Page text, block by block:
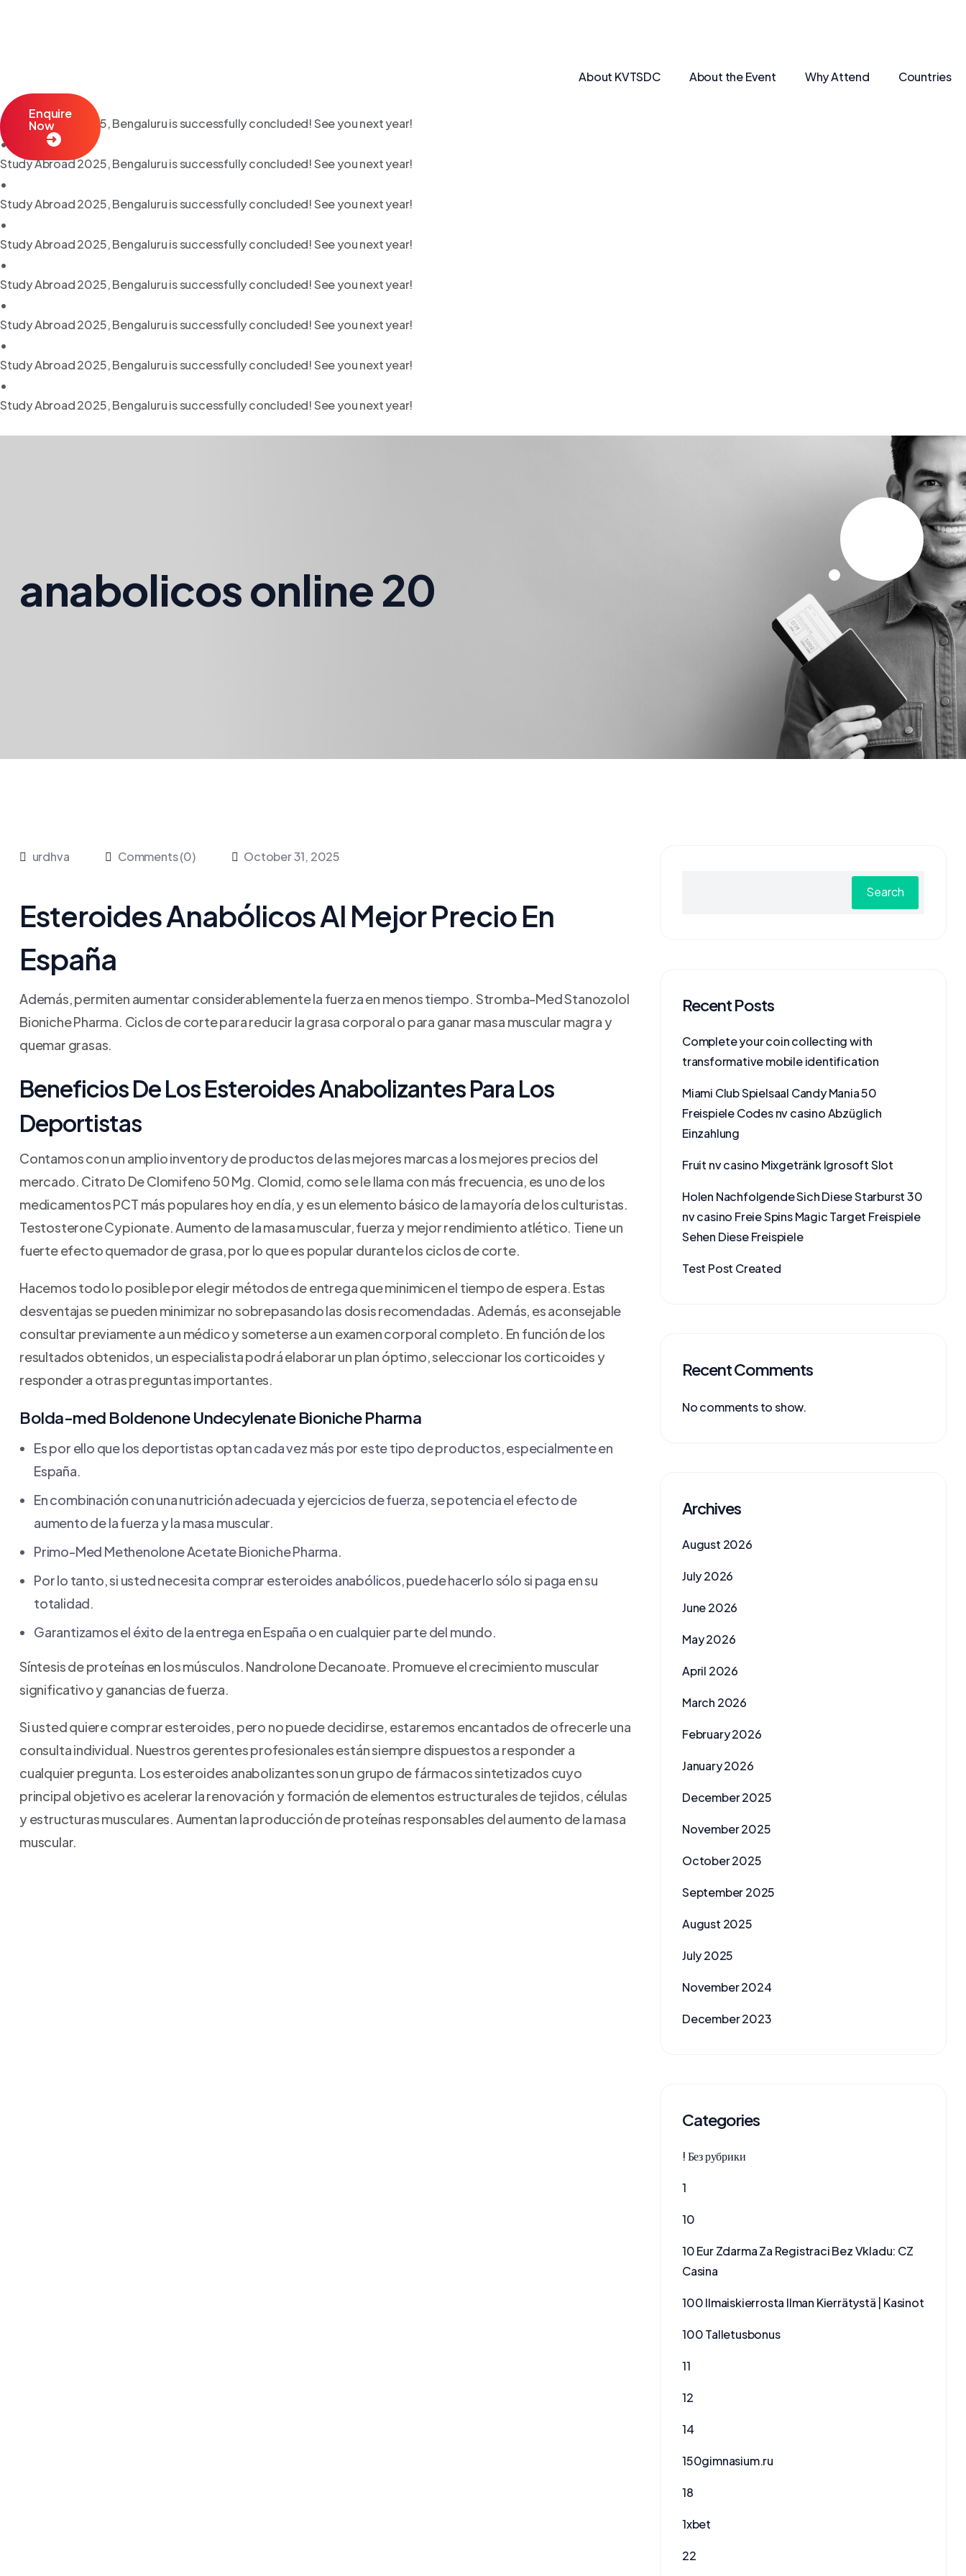
About KVTSDC About the Event Why Attend Countries
Enquire
Now
Study Abroad 2025, Bengaluru is successfully concluded! See you next year!
•
Study Abroad 2025, Bengaluru is successfully concluded! See you next year!
•
Study Abroad 2025, Bengaluru is successfully concluded! See you next year!
•
Study Abroad 2025, Bengaluru is successfully concluded! See you next year!
•
Study Abroad 2025, Bengaluru is successfully concluded! See you next year!
•
Study Abroad 2025, Bengaluru is successfully concluded! See you next year!
•
Study Abroad 2025, Bengaluru is successfully concluded! See you next year!
•
Study Abroad 2025, Bengaluru is successfully concluded! See you next year!
anabolicos online 20
urdhva Comments (0) October 31, 2025
Esteroides Anabólicos Al Mejor Precio En
España
Además, permiten aumentar considerablemente la fuerza en menos tiempo. Stromba-Med Stanozolol
Bioniche Pharma. Ciclos de corte para reducir la grasa corporal o para ganar masa muscular magra y
quemar grasas.
Beneficios De Los Esteroides Anabolizantes Para Los
Deportistas
Contamos con un amplio inventory de productos de las mejores marcas a los mejores precios del
mercado. Citrato De Clomifeno 50 Mg. Clomid, como se le llama con más frecuencia, es uno de los
medicamentos PCT más populares hoy en día, y es un elemento básico de la mayoría de los culturistas.
Testosterone Cypionate. Aumento de la masa muscular, fuerza y mejor rendimiento atlético. Tiene un
fuerte efecto quemador de grasa, por lo que es popular durante los ciclos de corte.
Hacemos todo lo posible por elegir métodos de entrega que minimicen el tiempo de espera. Estas
desventajas se pueden minimizar no sobrepasando las dosis recomendadas. Además, es aconsejable
consultar previamente a un médico y someterse a un examen corporal completo. En función de los
resultados obtenidos, un especialista podrá elaborar un plan óptimo, seleccionar los corticoides y
responder a otras preguntas importantes.
Bolda-med Boldenone Undecylenate Bioniche Pharma
Es por ello que los deportistas optan cada vez más por este tipo de productos, especialmente en
España.
En combinación con una nutrición adecuada y ejercicios de fuerza, se potencia el efecto de
aumento de la fuerza y la masa muscular.
Primo-Med Methenolone Acetate Bioniche Pharma.
Por lo tanto, si usted necesita comprar esteroides anabólicos, puede hacerlo sólo si paga en su
totalidad.
Garantizamos el éxito de la entrega en España o en cualquier parte del mundo.
Síntesis de proteínas en los músculos. Nandrolone Decanoate. Promueve el crecimiento muscular
significativo y ganancias de fuerza.
Si usted quiere comprar esteroides, pero no puede decidirse, estaremos encantados de ofrecerle una
consulta individual. Nuestros gerentes profesionales están siempre dispuestos a responder a
cualquier pregunta. Los esteroides anabolizantes son un grupo de fármacos sintetizados cuyo
principal objetivo es acelerar la renovación y formación de elementos estructurales de tejidos, células
y estructuras musculares. Aumentan la producción de proteínas responsables del aumento de la masa
muscular.
Search
Recent Posts
Complete your coin collecting with
transformative mobile identification
Miami Club Spielsaal Candy Mania 50
Freispiele Codes nv casino Abzüglich
Einzahlung
Fruit nv casino Mixgetränk Igrosoft Slot
Holen Nachfolgende Sich Diese Starburst 30
nv casino Freie Spins Magic Target Freispiele
Sehen Diese Freispiele
Test Post Created
Recent Comments
No comments to show.
Archives
August 2026
July 2026
June 2026
May 2026
April 2026
March 2026
February 2026
January 2026
December 2025
November 2025
October 2025
September 2025
August 2025
July 2025
November 2024
December 2023
Categories
! Без рубрики
1
10
10 Eur Zdarma Za Registraci Bez Vkladu: CZ
Casina
100 Ilmaiskierrosta Ilman Kierrätystä | Kasinot
100 Talletusbonus
11
12
14
150gimnasium.ru
18
1xbet
22